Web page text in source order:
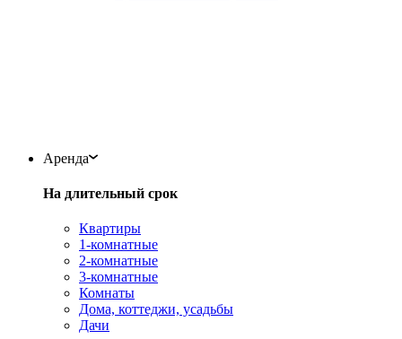
Аренда
На длительный срок
Квартиры
1-комнатные
2-комнатные
3-комнатные
Комнаты
Дома, коттеджи, усадьбы
Дачи